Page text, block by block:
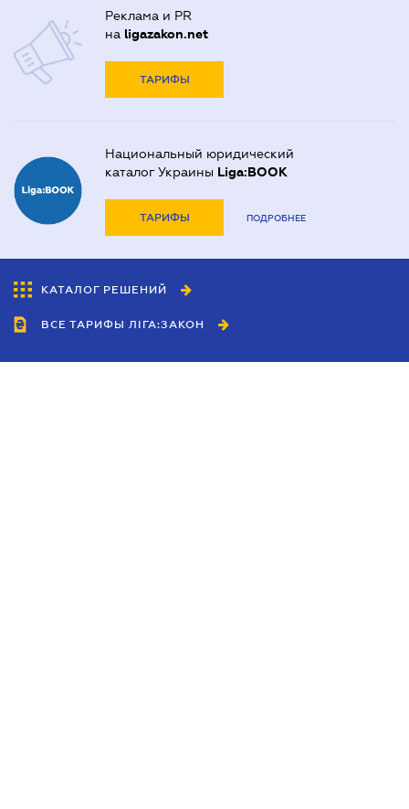
Реклама и PR
на ligazakon.net
ТАРИФЫ
Национальный юридический
каталог Украины Liga:BOOK
ТАРИФЫ ПОДРОБНЕЕ
КАТАЛОГ РЕШЕНИЙ
ВСЕ ТАРИФЫ ЛІГА:ЗАКОН